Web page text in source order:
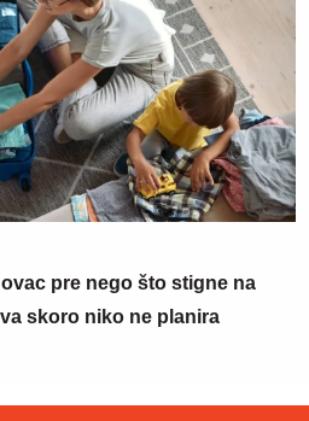
pre nego što stigne na
skoro niko ne planira